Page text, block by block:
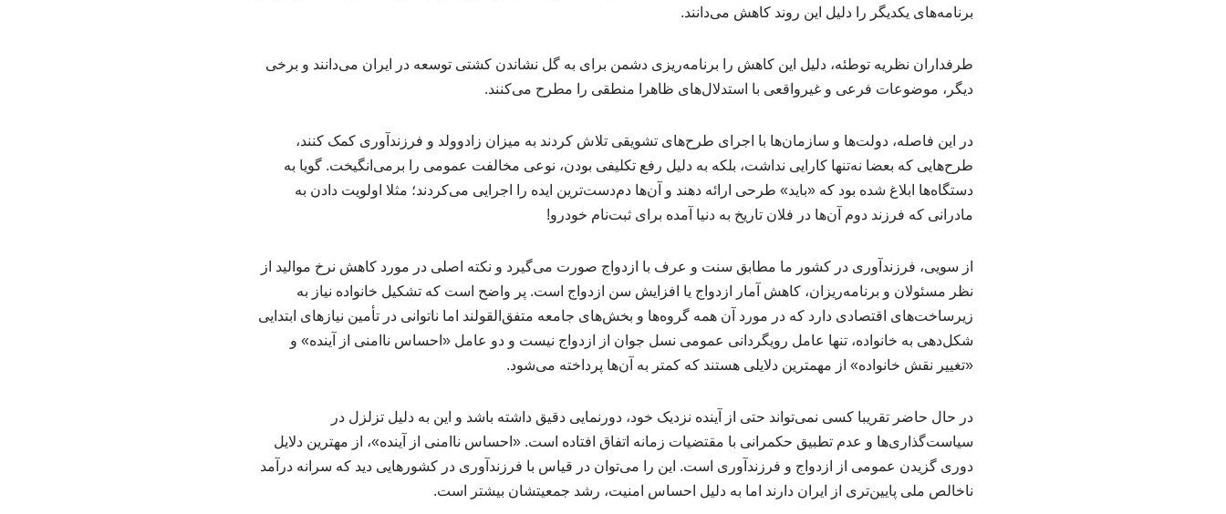
برنامه‌های یکدیگر را دلیل این روند کاهش می‌دانند.
طرفداران نظریه توطئه، دلیل این کاهش را برنامه‌ریزی دشمن برای به گل نشاندن کشتی توسعه در ایران می‌دانند و برخی
دیگر، موضوعات فرعی و غیرواقعی با استدلال‌های ظاهرا منطقی را مطرح می‌کنند.
در این فاصله، دولت‌ها و سازمان‌ها با اجرای طرح‌های تشویقی تلاش کردند به میزان زادوولد و فرزندآوری کمک کنند،
طرح‌هایی که بعضا نه‌تنها کارایی نداشت، بلکه به دلیل رفع تکلیفی بودن، نوعی مخالفت عمومی را برمی‌انگیخت. گویا به
دستگاه‌ها ابلاغ شده بود که «باید» طرحی ارائه دهند و آن‌ها دم‌دست‌ترین ایده را اجرایی می‌کردند؛ مثلا اولویت دادن به
مادرانی که فرزند دوم آن‌ها در فلان تاریخ به دنیا آمده برای ثبت‌نام خودرو!
از سویی، فرزندآوری در کشور ما مطابق سنت و عرف با ازدواج صورت می‌گیرد و نکته اصلی در مورد کاهش نرخ موالید از
نظر مسئولان و برنامه‌ریزان، کاهش آمار ازدواج یا افزایش سن ازدواج است. پر واضح است که تشکیل خانواده نیاز به
زیرساخت‌های اقتصادی دارد که در مورد آن همه گروه‌ها و بخش‌های جامعه متفق‌القولند اما ناتوانی در تأمین نیازهای ابتدایی
شکل‌دهی به خانواده، تنها عامل رویگردانی عمومی نسل جوان از ازدواج نیست و دو عامل «احساس ناامنی از آینده» و
«تغییر نقش خانواده» از مهمترین دلایلی هستند که کمتر به آن‌ها پرداخته می‌شود.
در حال حاضر تقریبا کسی نمی‌تواند حتی از آینده نزدیک خود، دورنمایی دقیق داشته باشد و این به دلیل تزلزل در
سیاست‌گذاری‌ها و عدم تطبیق حکمرانی با مقتضیات زمانه اتفاق افتاده است. «احساس ناامنی از آینده»، از مهترین دلایل
دوری گزیدن عمومی از ازدواج و فرزندآوری است. این را می‌توان در قیاس با فرزندآوری در کشورهایی دید که سرانه درآمد
ناخالص ملی پایین‌تری از ایران دارند اما به دلیل احساس امنیت، رشد جمعیتشان بیشتر است.